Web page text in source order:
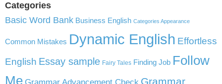
Categories
Basic Word Bank Business English Categories Appearance
Common Mistakes Dynamic English Effortless
English Essay sample Fairy Tales Finding Job Follow
Me
Grammar